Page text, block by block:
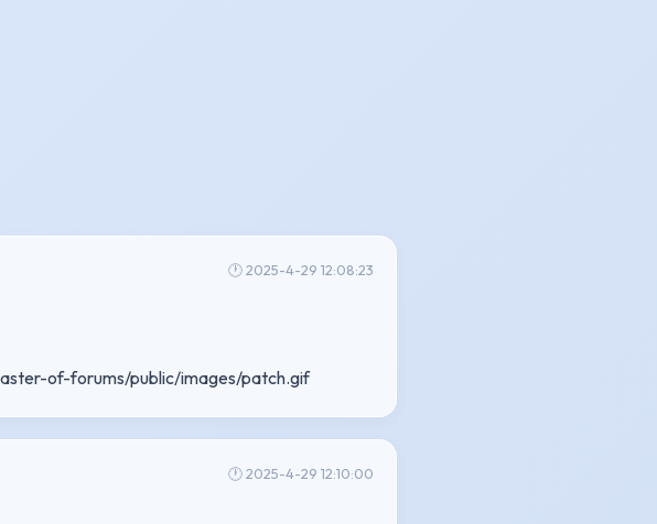
🕐 2025-4-29 12:08:23
of-forums/public/images/patch.gif
🕐 2025-4-29 12:10:00